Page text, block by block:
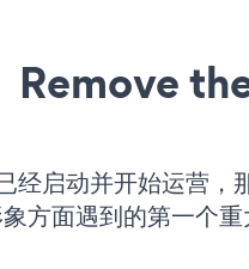
Remove
启动并开始运营，
方面遇到的第一个